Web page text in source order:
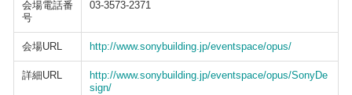
会場電話番
号
03-3573-2371
会場URL http://www.sonybuilding.jp/eventspace/opus/
詳細URL
http://www.sonybuilding.jp/eventspace/opus/SonyDe
sign/